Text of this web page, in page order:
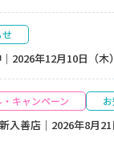
せ
2026年12月10日（木
キャンペーン
入善店｜2026年8月